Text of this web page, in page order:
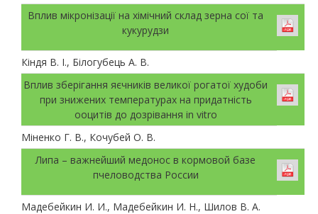
Вплив мікронізації на хімічний склад зерна сої та
кукурудзи
Кіндя В. І., Білогубець А. В.
Вплив зберігання яєчників великої рогатої худоби
при знижених температурах на придатність
ооцитів до дозрівання in vitro
Міненко Г. В., Кочубей О. В.
Липа – важнейший медонос в кормовой базе
пчеловодства России
Мадебейкин И. И., Мадебейкин И. Н., Шилов В. А.